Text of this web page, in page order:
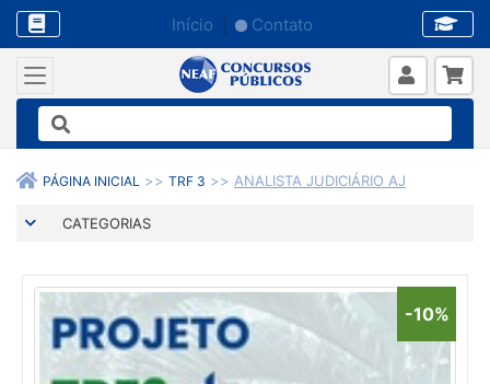
Início Contato
PÁGINA INICIAL TRF 3 ANALISTA JUDICIÁRIO AJ
CATEGORIAS
-10%